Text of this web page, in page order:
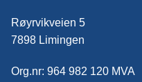
Røyrvikveien 5
7898 Limingen
Org.nr: 964 982 120 MVA